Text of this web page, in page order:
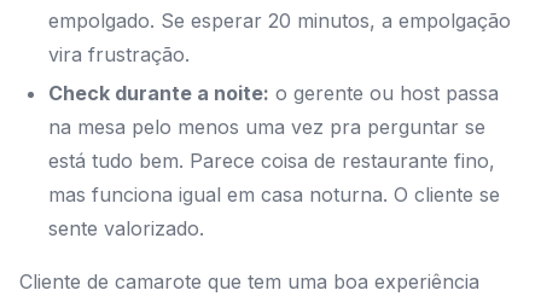
empolgado. Se esperar 20 minutos, a empolgação
vira frustração.
Check durante a noite: o gerente ou host passa
na mesa pelo menos uma vez pra perguntar se
está tudo bem. Parece coisa de restaurante fino,
mas funciona igual em casa noturna. O cliente se
sente valorizado.
Cliente de camarote que tem uma boa experiência